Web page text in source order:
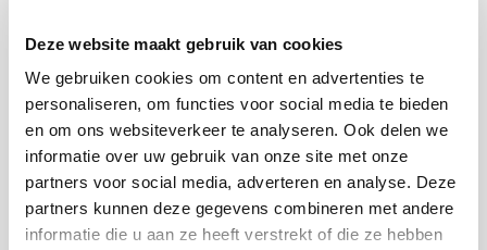
Deze website maakt gebruik van cookies
We gebruiken cookies om content en advertenties te
personaliseren, om functies voor social media te bieden
en om ons websiteverkeer te analyseren. Ook delen we
informatie over uw gebruik van onze site met onze
partners voor social media, adverteren en analyse. Deze
partners kunnen deze gegevens combineren met andere
informatie die u aan ze heeft verstrekt of die ze hebben
Workshop Discodansen
vanaf 12 personen
01:30 uur
vanaf29,50p.p. excl. btw
Heupen los en spieren warm: vandaag gaan we dansen op